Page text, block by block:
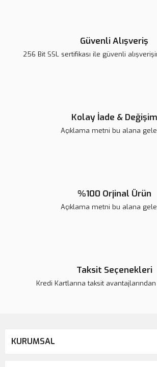
Güvenli Alışveriş
256 Bit SSL sertifikası ile güvenli
Kolay İade & Değişim
Açıklama metni bu alana
%100 Orjinal Ürün
Açıklama metni bu alana
Taksit Seçenekleri
Kredi Kartlarına taksit
KURUMSAL